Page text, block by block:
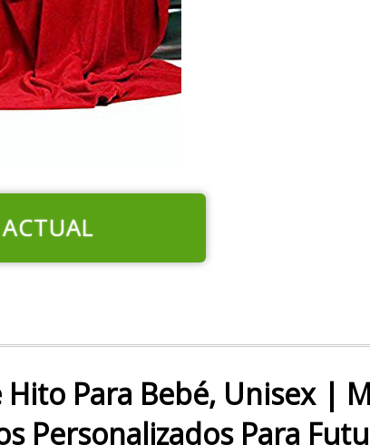
Para Bebé, Unisex |
Personalizados Para